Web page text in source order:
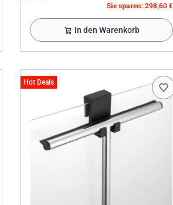
Sie sparen: 298,60 €
In den Warenkorb
Hot Deals